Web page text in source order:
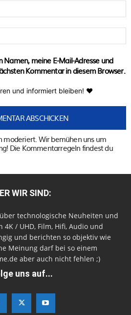
Namen, meine E-Mail-Adresse und
Kommentar in diesem Browser.
und informiert bleiben! ♥
Wir bemühen uns um
Die Kommentarregeln findest du
WIR SIND:
technologische Neuheiten und
/ UHD, Film, Hifi, Audio und
und berichten so objektiv wie
Meinung darf bei so einem
aber auch nicht fehlen ;)
uns auf...